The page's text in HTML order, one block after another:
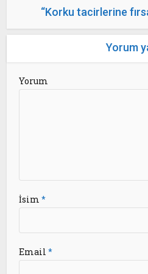
“Korku tacirlerine
Yorum
Yorum
İsim*
Email*